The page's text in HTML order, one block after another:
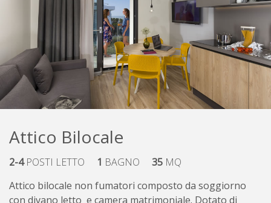
Attico Bilocale
2-4POSTI LETTO 1 BAGNO 35 MQ
Attico bilocale non fumatori composto da soggiorno
con divano letto e camera matrimoniale. Dotato di